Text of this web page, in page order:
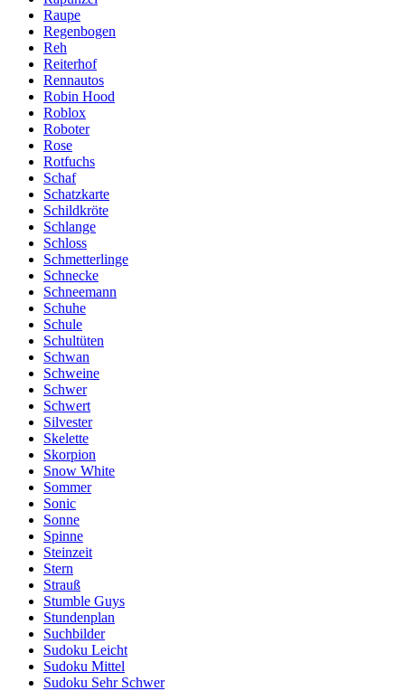
Raupe
Regenbogen
Reh
Reiterhof
Rennautos
Robin Hood
Roblox
Roboter
Rose
Rotfuchs
Schaf
Schatzkarte
Schildkröte
Schlange
Schloss
Schmetterlinge
Schnecke
Schneemann
Schuhe
Schule
Schultüten
Schwan
Schweine
Schwer
Schwert
Silvester
Skelette
Skorpion
Snow White
Sommer
Sonic
Sonne
Spinne
Steinzeit
Stern
Strauß
Stumble Guys
Stundenplan
Suchbilder
Sudoku Leicht
Sudoku Mittel
Sudoku Sehr Schwer